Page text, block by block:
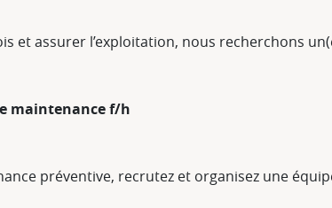
et assurer l’exploitation, nous recherchons
maintenance f/h
préventive, recrutez et organisez une